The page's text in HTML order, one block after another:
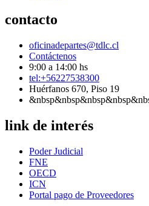
contacto
oficinadepartes@tdlc.cl
Contáctenos
9:00 a 14:00 hs
tel:+56227538300
Huérfanos 670, Piso 19
link de interés
Poder Judicial
FNE
OECD
ICN
Portal pago de Proveedores